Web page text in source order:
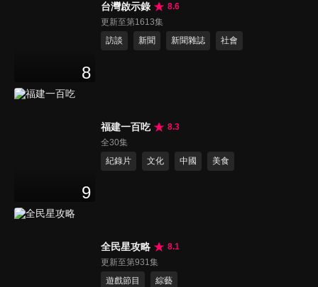
8
台灣啟示錄
8.6
更新至第1613集
訪談
新聞 新聞雜誌 社會
9
福建一百吃
8.3
全30集
紀錄片
文化 中國 美食
全民星攻略
8.1
更新至第931集
遊戲節目
綜藝